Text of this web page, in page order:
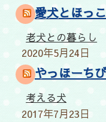
愛犬とほっ
老犬との暮らし
2020年5月24日
やっほーち
考える犬
2017年7月23日